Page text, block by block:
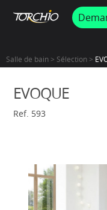
PROMOS &
Salle de bain > Sélection >
EVOQUE
Ref. 593